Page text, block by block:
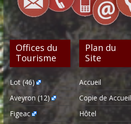
Offices du
Tourisme
Lot (46)
Aveyron (12)
Figeac
Plan du
Site
Accueil
Copie de Accueil
Hôtel